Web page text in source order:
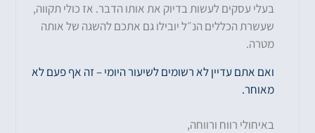
בעלי עסקים לעשות בדיוק את אותו הדבר.אז כולי תקווה,
שעשרת הכללים הנ״ל יובילו גם אתכם להשגה של אותה
מטרה.
ואם אתם עדיין לא רשומים לשיעור היומי – זה אף פעם לא
מאוחר.
באיחולי רווח ורווחה,